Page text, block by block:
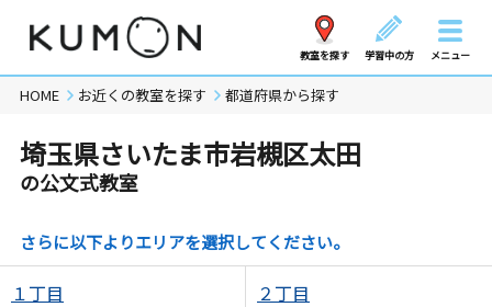
教室を探す 学習中の方 メニュー
HOME お近くの教室を探す 都道府県から探す
埼玉県さいたま市岩槻区太田
の公文式教室
さらに以下よりエリアを選択してください。
１丁目 ２丁目